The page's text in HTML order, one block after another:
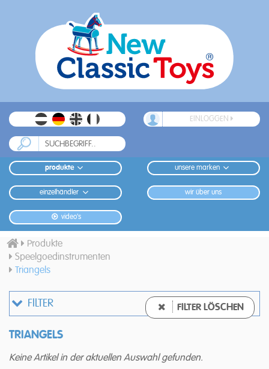
EINLOGGEN
produkte unsere marken
einzelhändler wir über uns
video's
Produkte
Speelgoedinstrumenten
Triangels
FILTER FILTER LÖSCHEN
TRIANGELS
Keine Artikel in der aktuellen Auswahl gefunden.